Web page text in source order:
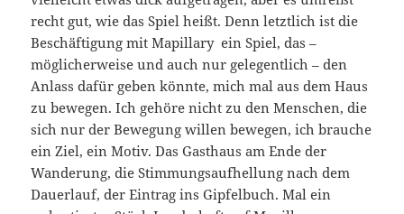
recht gut, wie das Spiel heißt. Denn letztlich ist die
Beschäftigung mit Mapillary ein Spiel, das –
möglicherweise und auch nur gelegentlich – den
Anlass dafür geben könnte, mich mal aus dem Haus
zu bewegen. Ich gehöre nicht zu den Menschen, die
sich nur der Bewegung willen bewegen, ich brauche
ein Ziel, ein Motiv. Das Gasthaus am Ende der
Wanderung, die Stimmungsaufhellung nach dem
Dauerlauf, der Eintrag ins Gipfelbuch. Mal ein